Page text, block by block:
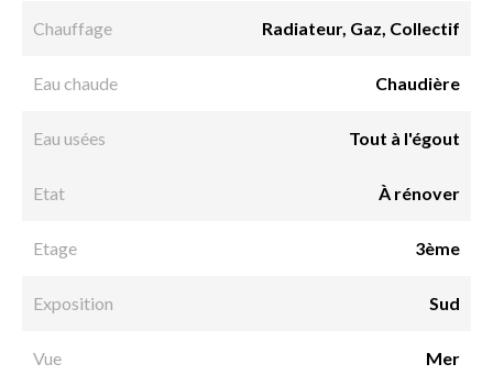
Chauffage Radiateur, Gaz, Collectif
Eau chaude Chaudière
Eau usées Tout à l'égout
Etat À rénover
Etage 3ème
Exposition Sud
Vue Mer